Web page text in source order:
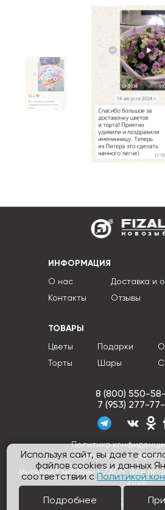
Используя сайт, вы даёте
файлов cookies и данных
соответствии с Политикой
Подробнее
ИНФОРМАЦИЯ
О нас
Контакты
Доставка и
Отзывы
ТОВАРЫ
Цветы
Торты
Подарки
Шары
8 (800) 550-
7 (953) 277-
Политика
Согласие на
Интернет магазин FIZALIS, Все
2026